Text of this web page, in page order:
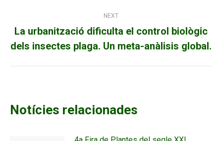
NEXT
Next
post:
La urbanització dificulta el control biològic
dels insectes plaga. Un meta-anàlisis global.
Notícies relacionades